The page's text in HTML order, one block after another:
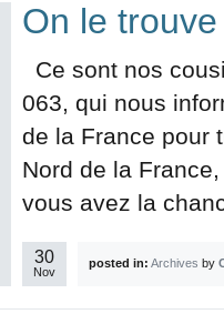
On le
Ce sont nos
063, qui nous
de la France pour
Nord de la
vous avez la
30
Nov
posted in: Archives by